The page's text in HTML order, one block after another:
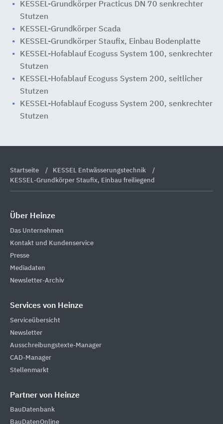
KESSEL-Grundkörper Practicus DN 70 senkrechter
Stutzen
KESSEL-Grundkörper Scada
KESSEL-Grundkörper Staufix, Einbau Bodenplatte
KESSEL-Hofablauf Ecoguss System 100, senkrechter
Stutzen
KESSEL-Hofablauf Ecoguss System 200, seitlicher
Stutzen
KESSEL-Hofablauf Ecoguss System 200, senkrechter
Stutzen
Startseite
KESSEL Entwässerungstechnik
KESSEL-Grundkörper Staufix, Einbau freiliegend
Über Heinze
Das Unternehmen
Kontakt und Kundenservice
Presse
Mediadaten
Newsletter-Archiv
Services von Heinze
Serviceübersicht
Newsletter
Ausschreibungstexte-Manager
CAD-Manager
Stellenmarkt
Partner von Heinze
BauDatenbank
BauDatenOnline